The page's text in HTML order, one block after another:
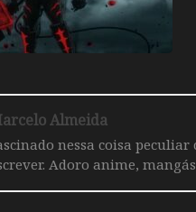
Almeida
nessa coisa
Adoro anime,